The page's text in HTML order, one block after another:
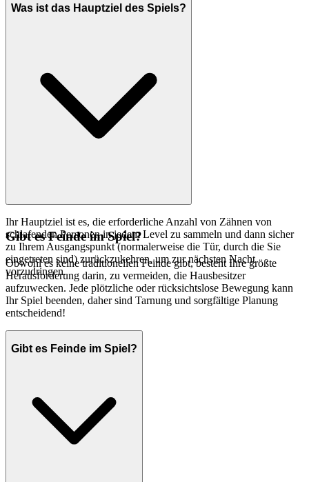
Was ist das Hauptziel des Spiels?
Ihr Hauptziel ist es, die erforderliche Anzahl von Zähnen von
schlafenden Personen in jedem Level zu sammeln und dann sicher
zu Ihrem Ausgangspunkt (normalerweise die Tür, durch die Sie
eingetreten sind) zurückzukehren, um zur nächsten Nacht
vorzudringen.
Gibt es Feinde im Spiel?
Obwohl es keine traditionellen Feinde gibt, besteht Ihre größte
Herausforderung darin, zu vermeiden, die Hausbesitzer
aufzuwecken. Jede plötzliche oder rücksichtslose Bewegung kann
Ihr Spiel beenden, daher sind Tarnung und sorgfältige Planung
entscheidend!
Gibt es Feinde im Spiel?